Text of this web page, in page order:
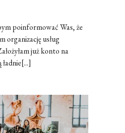
poinformować Was, że
organizację usług
już konto na